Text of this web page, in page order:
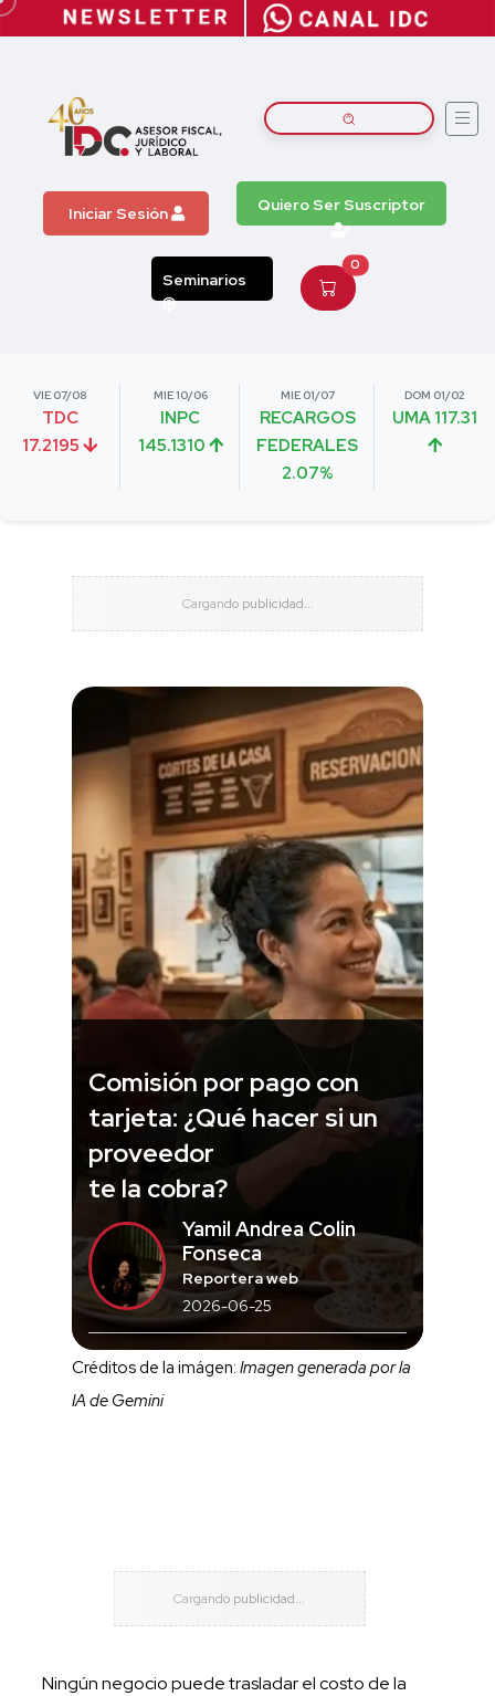
Iniciar Sesión Quiero Ser Suscriptor
Seminarios
0
VIE 07/08
TDC
17.2195
MIE 10/06
INPC
145.1310
MIE 01/07
RECARGOS
FEDERALES
2.07%
DOM 01/02
UMA 117.31
Comisión por pago con
tarjeta: ¿Qué hacer si un
proveedor
te la cobra?
Yamil Andrea Colin
Fonseca
Reportera web
2026-06-25
Créditos de la imágen: Imagen generada por la
IA de Gemini
Ningún negocio puede trasladar el costo de la